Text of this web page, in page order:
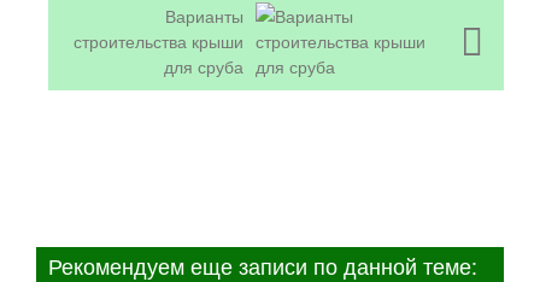
Варианты
строительства крыши
для сруба
Рекомендуем еще записи по данной теме: